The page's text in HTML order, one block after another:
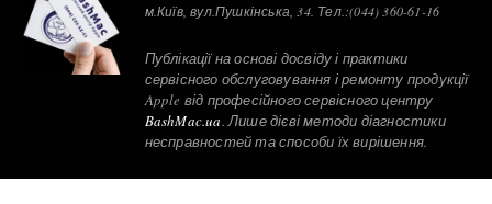
м.Київ, вул.Пушкінська, 34. Тел.:(044) 360-61-16
Публікації на основі досвіду і практики
сервісного обслуговування і ремонту продукції
Apple від професійного сервісного центру
BashMac.ua. Лише дієві методи діагностики
несправностей та способи їх вирішення.